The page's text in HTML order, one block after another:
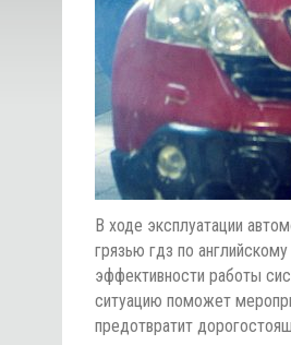
В ходе эксплуатации
грязью гдз по
эффективности работы
ситуацию поможет
предотвратит